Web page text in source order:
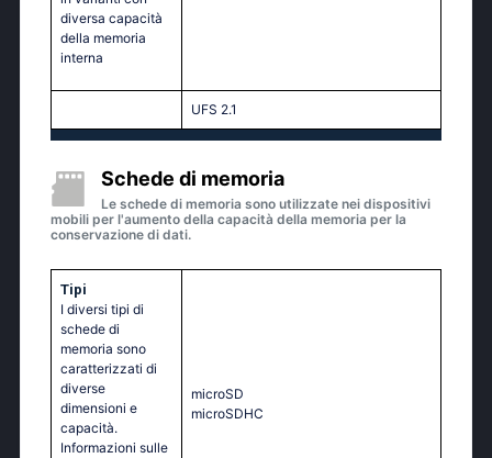
diversa capacità
della memoria
interna
UFS 2.1
Schede di memoria
Le schede di memoria sono utilizzate nei dispositivi
mobili per l'aumento della capacità della memoria per la
conservazione di dati.
Tipi
I diversi tipi di
schede di
memoria sono
caratterizzati di
diverse
dimensioni e
capacità.
Informazioni sulle
microSD
microSDHC